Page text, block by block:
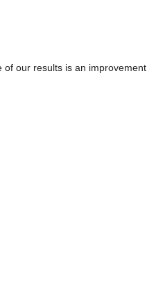
of our results is an improvement